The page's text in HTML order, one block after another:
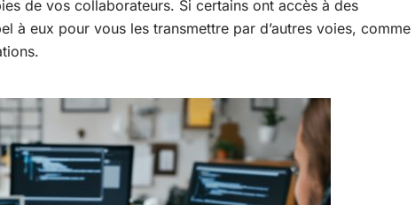
de vos collaborateurs. Si certains ont accès à des
à eux pour vous les transmettre par d’autres voies, comme